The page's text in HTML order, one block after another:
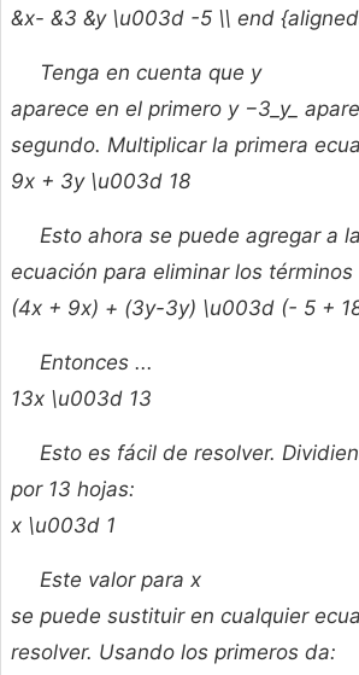
&x- &3 &y \u003d -5 \\ end
Tenga en cuenta que y
aparece en el primero y −3_y_
segundo. Multiplicar la primera
9x + 3y \u003d 18
Esto ahora se puede agregar a
ecuación para eliminar los términos
(4x + 9x) + (3y-3y) \u003d (- 5 +
Entonces ...
13x \u003d 13
Esto es fácil de resolver.
por 13 hojas:
x \u003d 1
Este valor para x
se puede sustituir en cualquier
resolver. Usando los primeros da: